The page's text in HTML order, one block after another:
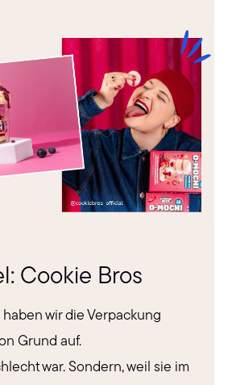
Cookie Bros
wir die Verpackung
Grund auf.
war. Sondern, weil sie im